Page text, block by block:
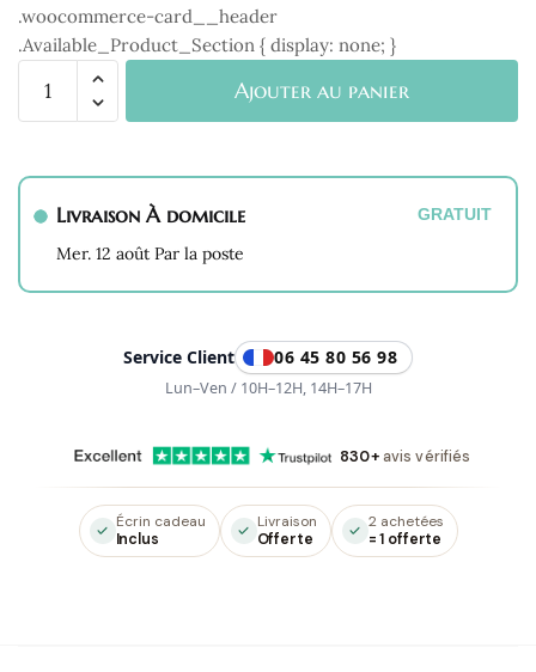
.woocommerce-card__header
.Available_Product_Section { display: none; }
en
Coton
Recyclée
Ajouter au panier
Livraison À domicile GRATUIT
Mer. 12 août Par la poste
Service Client 06 45 80 56 98
Lun–Ven / 10H–12H, 14H–17H
830+avis vérifiés
Écrin cadeau
Inclus
Livraison
Offerte
2 achetées
= 1 offerte